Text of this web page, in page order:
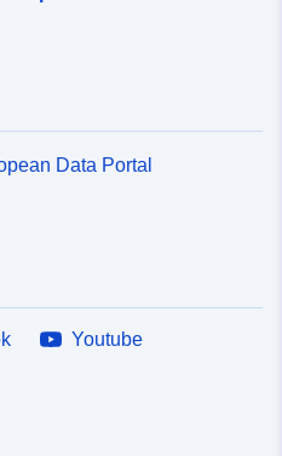
Data Portal
Youtube